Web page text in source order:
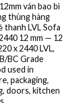
ván bao bì
thùng hàng
thanh LVL Sofa
12 mm — 12
x 2440 LVL,
BC Grade
used in
packaging,
doors, kitchen